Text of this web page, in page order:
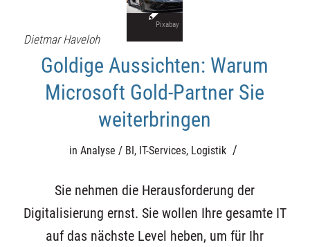
Dietmar Haveloh
Pixabay
Goldige Aussichten: Warum
Microsoft Gold-Partner Sie
weiterbringen
in Analyse / BI, IT-Services, Logistik /
Sie nehmen die Herausforderung der
Digitalisierung ernst. Sie wollen Ihre gesamte IT
auf das nächste Level heben, um für Ihr